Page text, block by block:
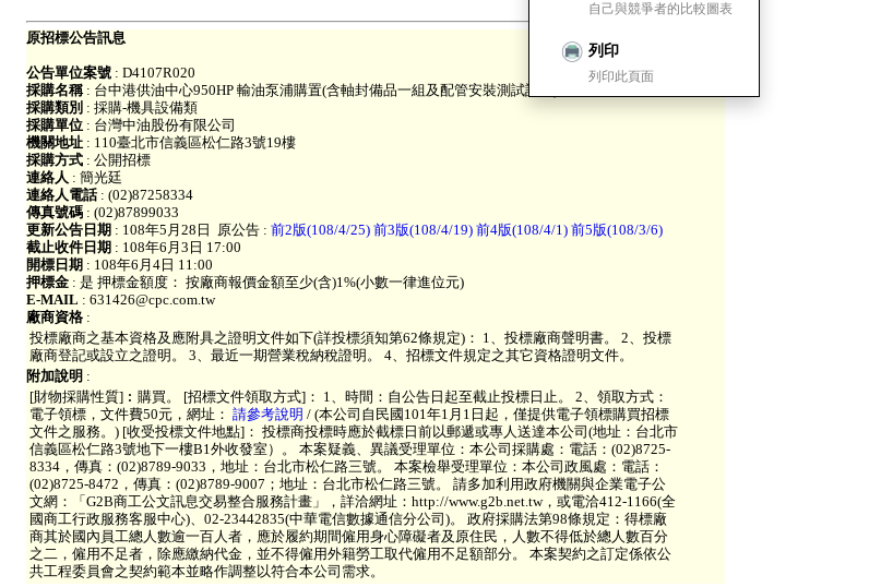
自己與競爭者的比較圖表
列印
列印此頁面
原招標公告訊息
公告單位案號 : D4107R020
採購名稱: 台中港供油中心950HP 輸油泵浦購置(含軸封備品一組及配管安裝測試訓練) 一批
採購類別 : 採購-機具設備類
採購單位 : 台灣中油股份有限公司
機關地址 : 110臺北市信義區松仁路3號19樓
採購方式 : 公開招標
連絡人 : 簡光廷
連絡人電話: (02)87258334
傳真號碼 : (02)87899033
更新公告日期 : 108年5月28日 原公告 : 前2版(108/4/25) 前3版(108/4/19) 前4版(108/4/1) 前5版(108/3/6)
截止收件日期 : 108年6月3日 17:00
開標日期 : 108年6月4日 11:00
押標金 : 是 押標金額度： 按廠商報價金額至少(含)1%(小數一律進位元)
E-MAIL : 631426@cpc.com.tw
廠商資格 :
投標廠商之基本資格及應附具之證明文件如下(詳投標須知第62條規定)： 1、投標廠商聲明書。 2、投標
廠商登記或設立之證明。 3、最近一期營業稅納稅證明。 4、招標文件規定之其它資格證明文件。
附加說明 :
[財物採購性質]︰購買。 [招標文件領取方式]： 1、時間：自公告日起至截止投標日止。 2、領取方式：
電子領標，文件費50元，網址： 請參考說明 / (本公司自民國101年1月1日起，僅提供電子領標購買招標
文件之服務。) [收受投標文件地點]： 投標商投標時應於截標日前以郵遞或專人送達本公司(地址：台北市
信義區松仁路3號地下一樓B1外收發室）。 本案疑義、異議受理單位：本公司採購處：電話：(02)8725-
8334，傳真：(02)8789-9033，地址：台北市松仁路三號。 本案檢舉受理單位：本公司政風處：電話：
(02)8725-8472，傳真：(02)8789-9007；地址：台北市松仁路三號。 請多加利用政府機關與企業電子公
文網：「G2B商工公文訊息交易整合服務計畫」，詳洽網址：http://www.g2b.net.tw，或電洽412-1166(全
國商工行政服務客服中心)、02-23442835(中華電信數據通信分公司)。 政府採購法第98條規定：得標廠
商其於國內員工總人數逾一百人者，應於履約期間僱用身心障礙者及原住民，人數不得低於總人數百分
之二，僱用不足者，除應繳納代金，並不得僱用外籍勞工取代僱用不足額部分。 本案契約之訂定係依公
共工程委員會之契約範本並略作調整以符合本公司需求。